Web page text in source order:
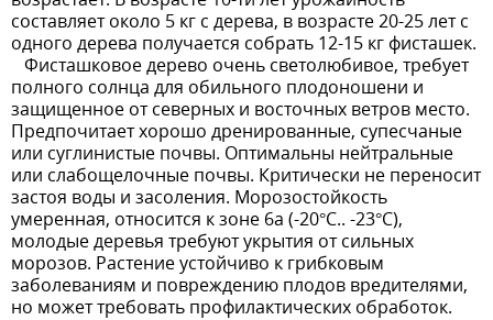
составляет около 5 кг с дерева, в возрасте 20-25 лет с
одного дерева получается собрать 12-15 кг фисташек.
Фисташковое дерево очень светолюбивое, требует
полного солнца для обильного плодоношени и
защищенное от северных и восточных ветров место.
Предпочитает хорошо дренированные, супесчаные
или суглинистые почвы. Оптимальны нейтральные
или слабощелочные почвы. Критически не переносит
застоя воды и засоления. Морозостойкость
умеренная, относится к зоне 6a (-20°C.. -23°C),
молодые деревья требуют укрытия от сильных
морозов. Растение устойчиво к грибковым
заболеваниям и повреждению плодов вредителями,
но может требовать профилактических обработок.